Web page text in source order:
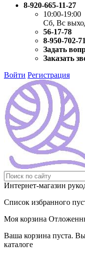
8-920-665-11-27
10:00-19:00
Сб, Вс
56-17-78
8-950-702-
Задать
Заказать
Войти Регистрация
Интернет-магазин
Список избранного
Моя корзина
Ваша корзина пуста.
каталоге